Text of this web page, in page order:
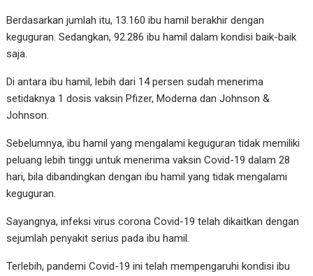
Berdasarkan jumlah itu, 13.160 ibu hamil berakhir dengan
keguguran. Sedangkan, 92.286 ibu hamil dalam kondisi baik-baik
saja.
Di antara ibu hamil, lebih dari 14 persen sudah menerima
setidaknya 1 dosis vaksin Pfizer, Moderna dan Johnson &
Johnson.
Sebelumnya, ibu hamil yang mengalami keguguran tidak memiliki
peluang lebih tinggi untuk menerima vaksin Covid-19 dalam 28
hari, bila dibandingkan dengan ibu hamil yang tidak mengalami
keguguran.
Sayangnya, infeksi virus corona Covid-19 telah dikaitkan dengan
sejumlah penyakit serius pada ibu hamil.
Terlebih, pandemi Covid-19 ini telah mempengaruhi kondisi ibu